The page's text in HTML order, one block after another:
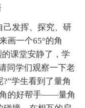
己发挥、探究、研
画一个65°的角
课堂安静了，学
同学们观察一下老
学生看到了量角
角的好帮手——量角